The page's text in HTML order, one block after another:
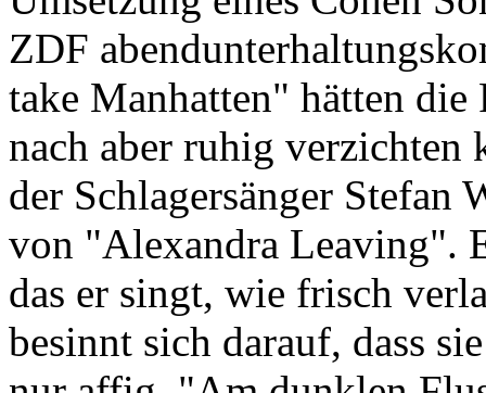
ZDF
take Manhatten" hätten
nach aber ruhig verzichten
der Schlagersänger Stefan
von "Alexandra Leaving".
das er singt, wie frisch
besinnt sich darauf, dass